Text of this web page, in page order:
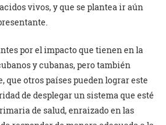
vivos, y que se plantea ir aún
por el impacto que tienen en la
y cubanas, pero también
que otros países pueden lograr este
de desplegar un sistema que esté
de salud, enraizado en las